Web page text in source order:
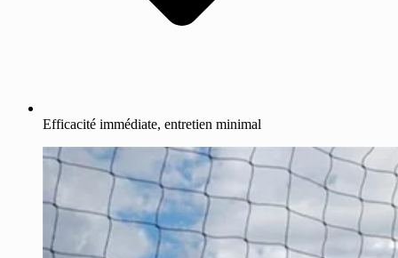
Efficacité immédiate, entretien minimal